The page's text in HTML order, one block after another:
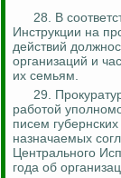
28. В
Инструкции на
действий
организаций и
их семьям.
29.
работой
писем
назначаемых
Центрального
года об